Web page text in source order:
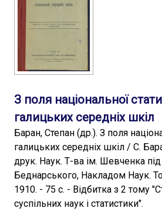
З поля національної
галицьких середніх шкіл
Баран, Степан (др.). З поля
галицьких середніх шкіл / С.
друк. Наук. Т-ва ім. Шевченка
Беднарського, Накладом Наук.
1910. - 75 с. - Відбитка з 2 тому
суспільних наук і статистики".